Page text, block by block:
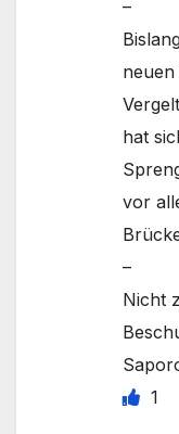
–
hat
vor
–
Nicht
1